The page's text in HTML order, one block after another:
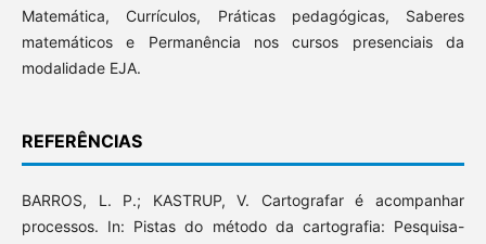
Matemática, Currículos, Práticas pedagógicas, Saberes
matemáticos e Permanência nos cursos presenciais da
modalidade EJA.
REFERÊNCIAS
BARROS, L. P.; KASTRUP, V. Cartografar é acompanhar
processos. In: Pistas do método da cartografia: Pesquisa-